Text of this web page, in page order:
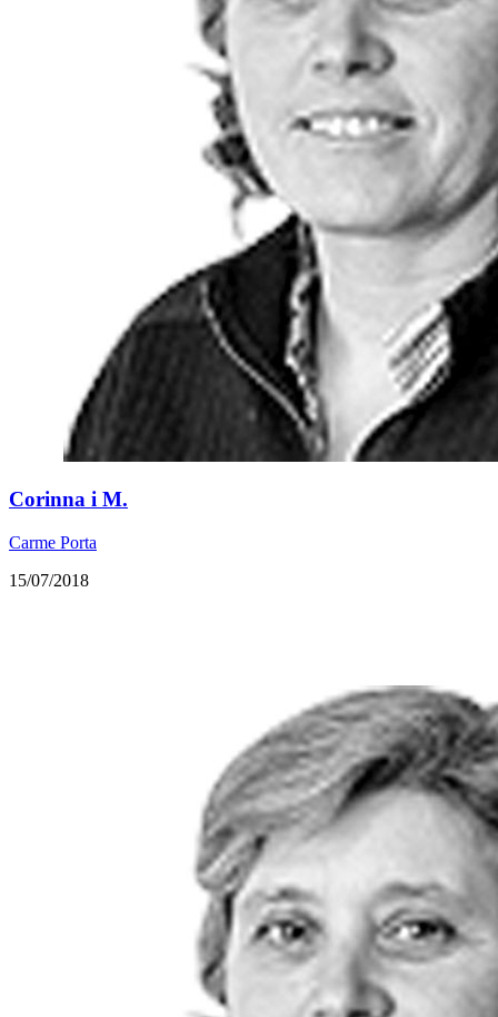
​Corinna i M.
Carme Porta
15/07/2018